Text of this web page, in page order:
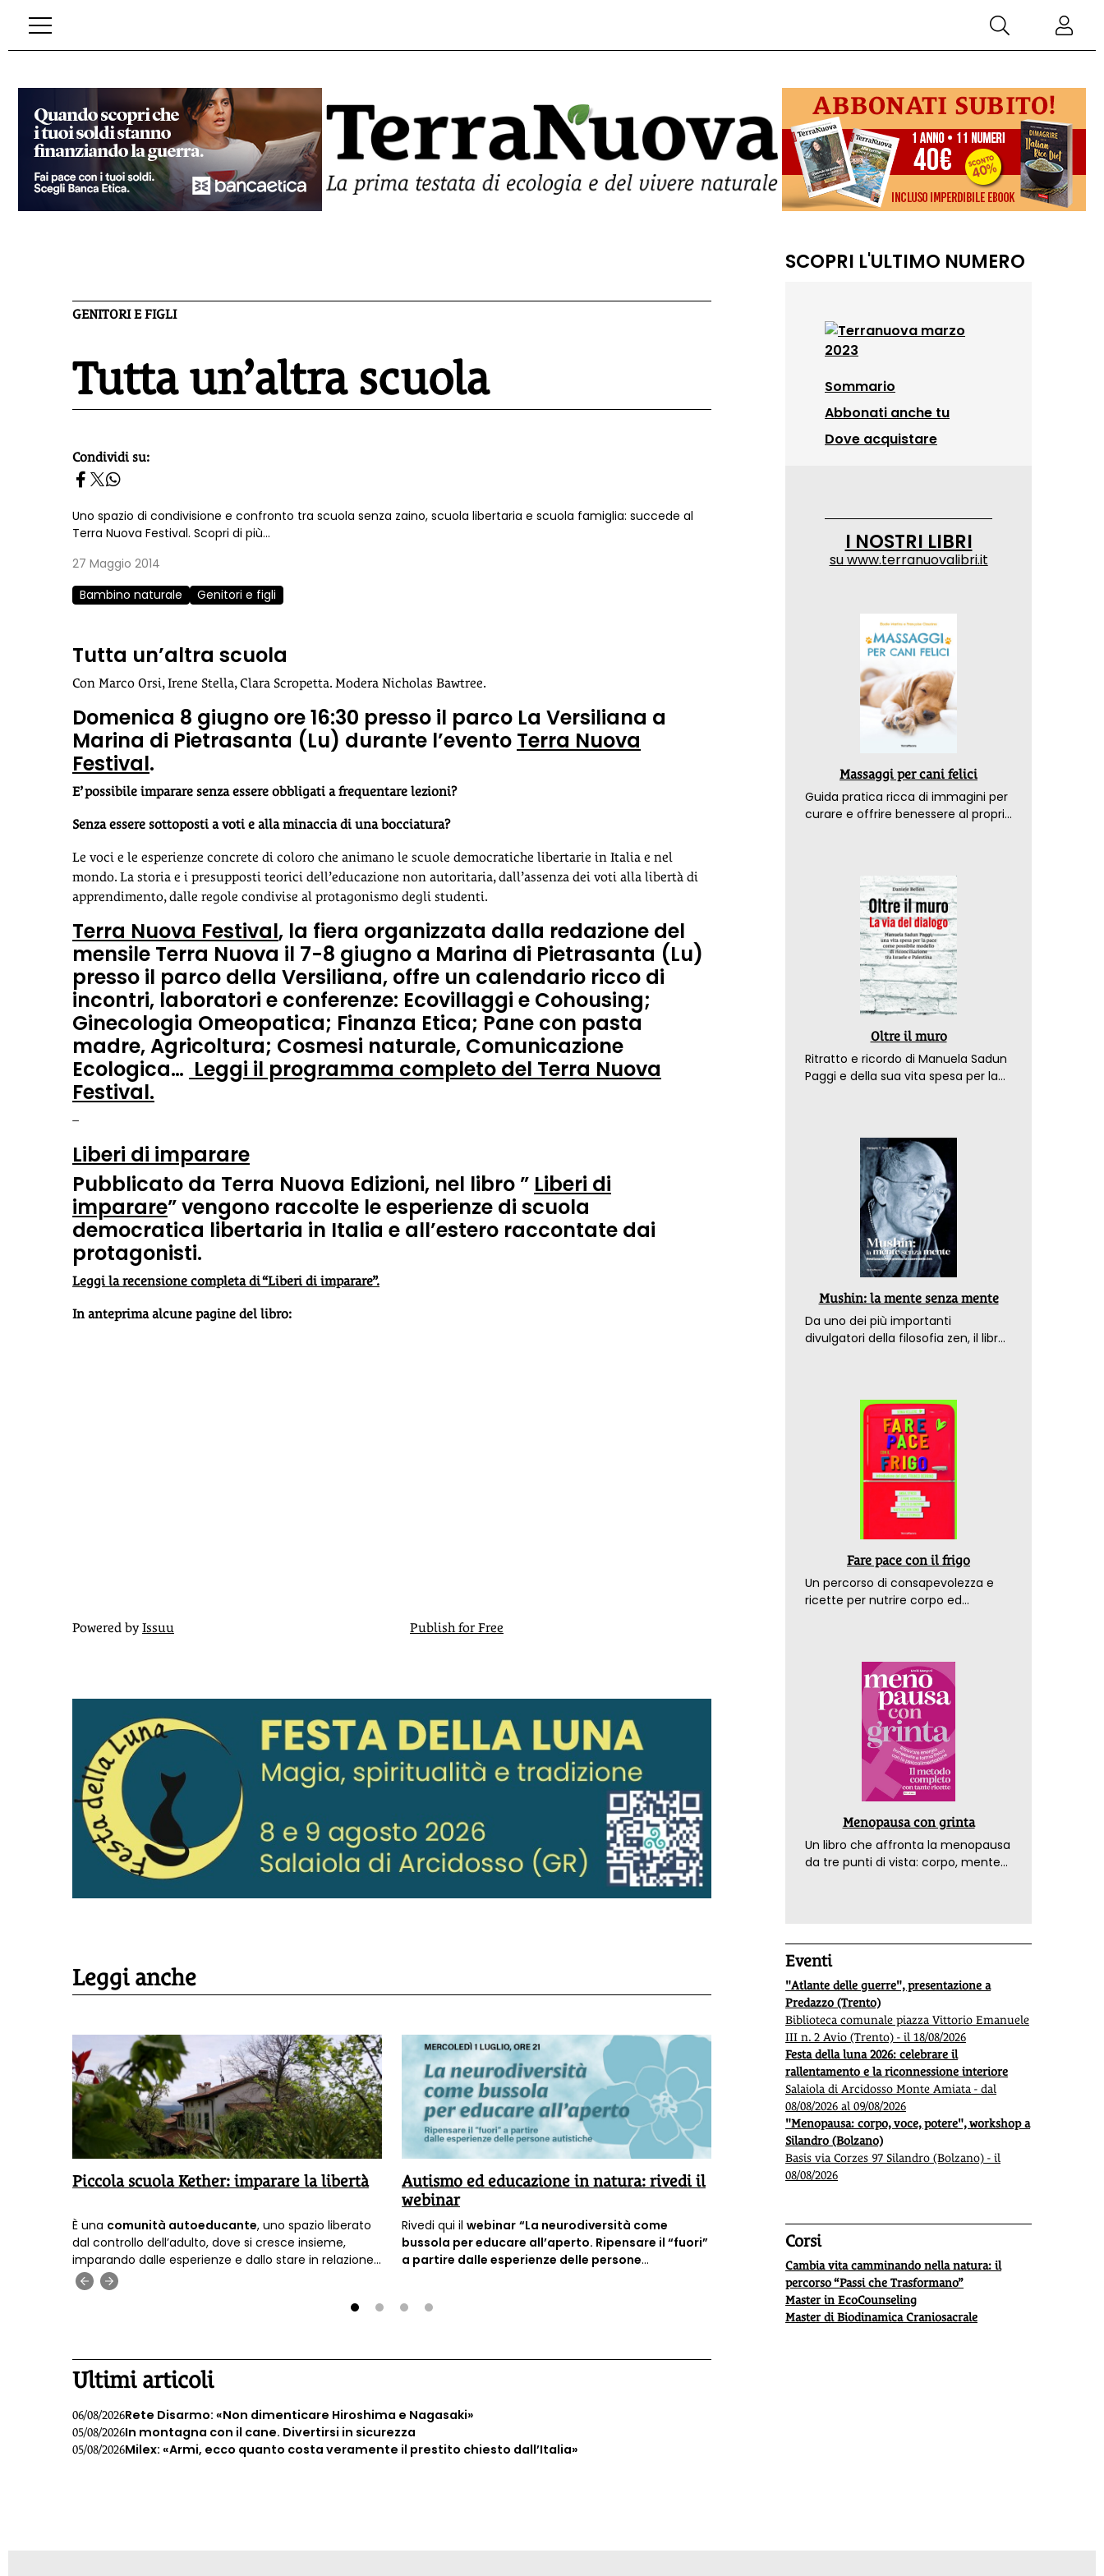
GENITORI E FIGLI
Tutta un’altra scuola
homepage h2
Condividi su:
Uno spazio di condivisione e confronto tra scuola senza zaino, scuola libertaria e scuola famiglia: succede al
Terra Nuova Festival. Scopri di più...
27 Maggio 2014
Bambino naturale
Genitori e figli
Tutta un’altra scuola
Con Marco Orsi, Irene Stella, Clara Scropetta. Modera Nicholas Bawtree.
Domenica 8 giugno ore 16:30 presso il parco La Versiliana a
Marina di Pietrasanta (Lu) durante l’evento Terra Nuova
Festival.
E’ possibile imparare senza essere obbligati a frequentare lezioni?
Senza essere sottoposti a voti e alla minaccia di una bocciatura?
Le voci e le esperienze concrete di coloro che animano le scuole democratiche libertarie in Italia e nel
mondo. La storia e i presupposti teorici dell’educazione non autoritaria, dall’assenza dei voti alla libertà di
apprendimento, dalle regole condivise al protagonismo degli studenti.
Terra Nuova Festival, la fiera organizzata dalla redazione del
mensile Terra Nuova il 7-8 giugno a Marina di Pietrasanta (Lu)
presso il parco della Versiliana, offre un calendario ricco di
incontri, laboratori e conferenze: Ecovillaggi e Cohousing;
Ginecologia Omeopatica; Finanza Etica; Pane con pasta
madre, Agricoltura; Cosmesi naturale, Comunicazione
Ecologica… Leggi il programma completo del Terra Nuova
Festival.
–
Liberi di imparare
Pubblicato da Terra Nuova Edizioni, nel libro ” Liberi di
imparare” vengono raccolte le esperienze di scuola
democratica libertaria in Italia e all’estero raccontate dai
protagonisti.
Leggi la recensione completa di “Liberi di imparare”.
In anteprima alcune pagine del libro:
Powered byIssuu Publish for Free
Leggi anche
Piccola scuola Kether: imparare la libertà
È una comunità autoeducante, uno spazio liberato
dal controllo dell’adulto, dove si cresce insieme,
imparando dalle esperienze e dallo stare in relazione.
È la Piccola
Verona
Autismo ed educazione in natura: rivedi il
webinar
Rivedi qui il webinar “La neurodiversità come
bussola per educare all’aperto. Ripensare il “fuori”
a partire dalle esperienze delle persone
A Reggio Emilia nasce l’agri-nido
Reggio Emilia l'agri-nido biodinamico,
presso l'azienda agricola biodinamica Biogold,
certificata Demeter: il nido del melograno, progetto
capace di valorizzare le capacità creative ed
espressive deibambini avvicinandoli alla natura
Ultimi articoli
06/08/2026Rete Disarmo: «Non dimenticare Hiroshima e Nagasaki»
05/08/2026In montagna con il cane. Divertirsi in sicurezza
05/08/2026Milex: «Armi, ecco quanto costa veramente il prestito chiesto dall’Italia»
SCOPRI L'ULTIMO NUMERO
Sommario
Abbonati anche tu
Dove acquistare
I NOSTRI LIBRI
suwww.terranuovalibri.it
Massaggi per cani felici
Guida pratica ricca di immagini per
curare e offrire benessere al proprio
Oltre il muro
Ritratto e ricordo di Manuela Sadun
Paggi e della sua vita spesa per la
Mushin: la mente senza mente
Da uno dei più importanti
divulgatori della filosofia zen, il libro
Fare pace con il frigo
Un percorso di consapevolezza e
ricette per nutrire corpo ed
Menopausa con grinta
Un libro che affronta la menopausa
da tre punti di vista: corpo, mente
Eventi
"Atlante delle guerre", presentazione a
Predazzo (Trento)
Biblioteca comunale piazza Vittorio Emanuele
III n. 2 Avio (Trento) - il 18/08/2026
Festa della luna 2026: celebrare il
rallentamento e la riconnessione interiore
Salaiola di Arcidosso Monte Amiata - dal
08/08/2026 al 09/08/2026
"Menopausa: corpo, voce, potere", workshop a
Silandro (Bolzano)
Basis via Corzes 97 Silandro (Bolzano) - il
08/08/2026
Corsi
Cambia vita camminando nella natura: il
percorso “Passi che Trasformano”
Master in EcoCounseling
Master di Biodinamica Craniosacrale